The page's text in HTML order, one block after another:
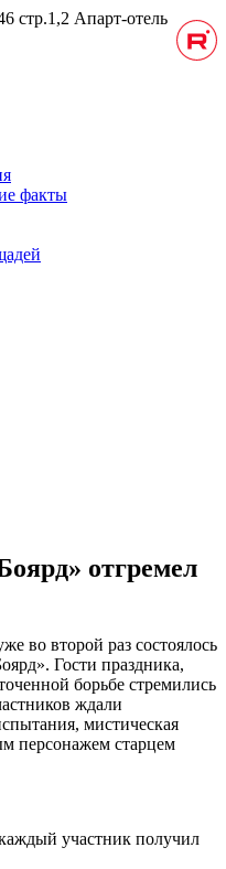
стр.1,2 Апарт-отель
факты
отгремел
во второй раз состоялось
Гости праздника,
борьбе стремились
ждали
мистическая
персонажем старцем
участник получил